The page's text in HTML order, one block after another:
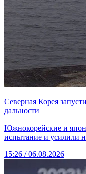
Северная Корея
дальности
Южнокорейские и
испытание и усилили
15:26 / 06.08.2026